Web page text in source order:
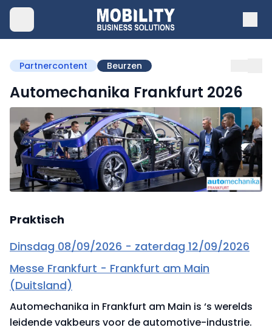
Partnercontent Beurzen
Automechanika Frankfurt 2026
Praktisch
Dinsdag 08/09/2026 - zaterdag 12/09/2026
Messe Frankfurt - Frankfurt am Main
(Duitsland)
Automechanika in Frankfurt am Main is ‘s werelds
leidende vakbeurs voor de automotive-industrie.